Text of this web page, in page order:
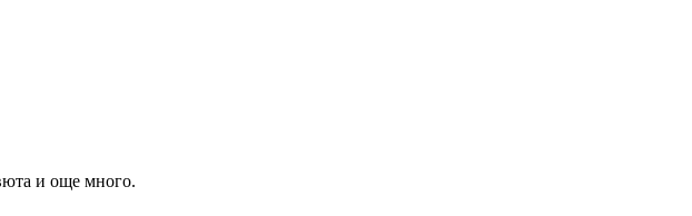
и още много.